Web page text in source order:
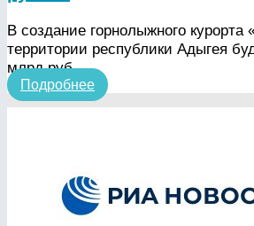
В создание горнолыжного курорта
территории республики Адыгея
млрд руб.
Подробнее